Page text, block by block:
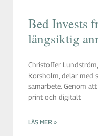
Bed Invests
långsiktig
Christoffer
Korsholm, delar med
samarbete. Genom
print och digitalt
LÄS MER »